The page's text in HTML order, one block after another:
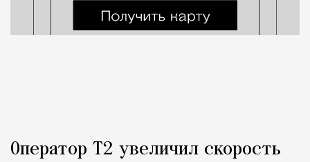
Оператор Т2 увеличил скорость